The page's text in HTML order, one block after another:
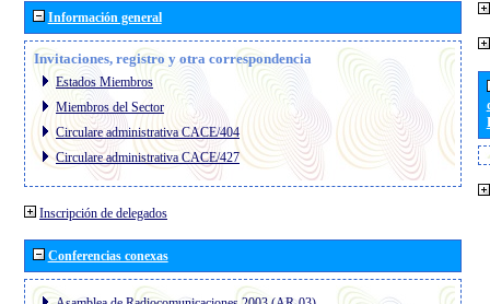
Información general
Invitaciones, registro y otra correspondencia
Estados Miembros
Miembros del Sector
Circulare administrativa CACE/404
Circulare administrativa CACE/427
Inscripción de delegados
Conferencias conexas